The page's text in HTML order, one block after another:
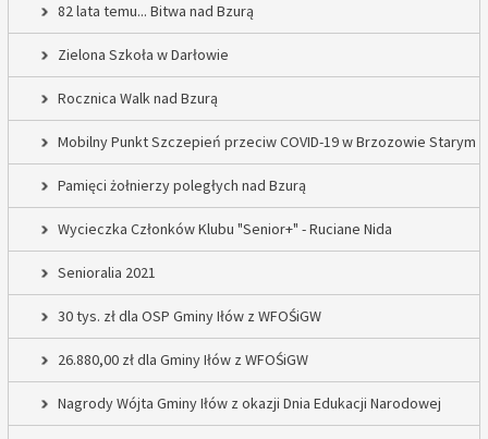
82 lata temu... Bitwa nad Bzurą
Zielona Szkoła w Darłowie
Rocznica Walk nad Bzurą
Mobilny Punkt Szczepień przeciw COVID-19 w Brzozowie Starym
Pamięci żołnierzy poległych nad Bzurą
Wycieczka Członków Klubu "Senior+" - Ruciane Nida
Senioralia 2021
30 tys. zł dla OSP Gminy Iłów z WFOŚiGW
26.880,00 zł dla Gminy Iłów z WFOŚiGW
Nagrody Wójta Gminy Iłów z okazji Dnia Edukacji Narodowej